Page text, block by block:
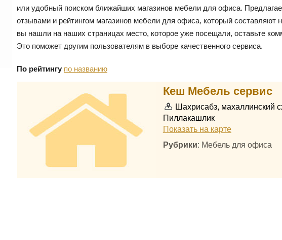
или удобный поиском ближайших магазинов мебели для офиса.
отзывами и рейтингом магазинов мебели для офиса, который составляют
вы нашли на наших страницах место, которое уже посещали, оставьте
Это поможет другим пользователям в выборе качественного сервиса.
По рейтингу по названию
Кеш Мебель сервис
Шахрисабз, махаллинский
Пиллакашлик
Показать на карте
Рубрики: Мебель для офиса